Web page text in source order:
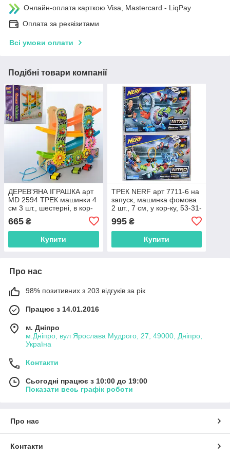
Онлайн-оплата карткою Visa, Mastercard - LiqPay
Оплата за реквізитами
Всі умови оплати
Подібні товари компанії
ДЕРЕВ'ЯНА ІГРАШКА арт
MD 2594 ТРЕК машинки 4
см 3 шт., шестерні, в кор-
665 ₴
Купити
ТРЕК NERF арт 7711-6 на
запуск, машинка фомова
2 шт., 7 см, у кор-ку, 53-31-
995₴
Купити
Про нас
98% позитивних з 203 відгуків за рік
Працює з 14.01.2016
м. Дніпро
м.Дніпро, вул Ярослава Мудрого, 27, 49000, Дніпро,
Україна
Контакти
Сьогодні працює з 10:00 до 19:00
Показати весь графік роботи
Про нас
Контакти